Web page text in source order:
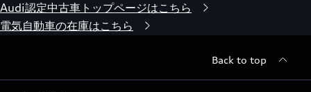
Audi認定中古車トップページはこちら
電気自動車の在庫はこちら
Back to top